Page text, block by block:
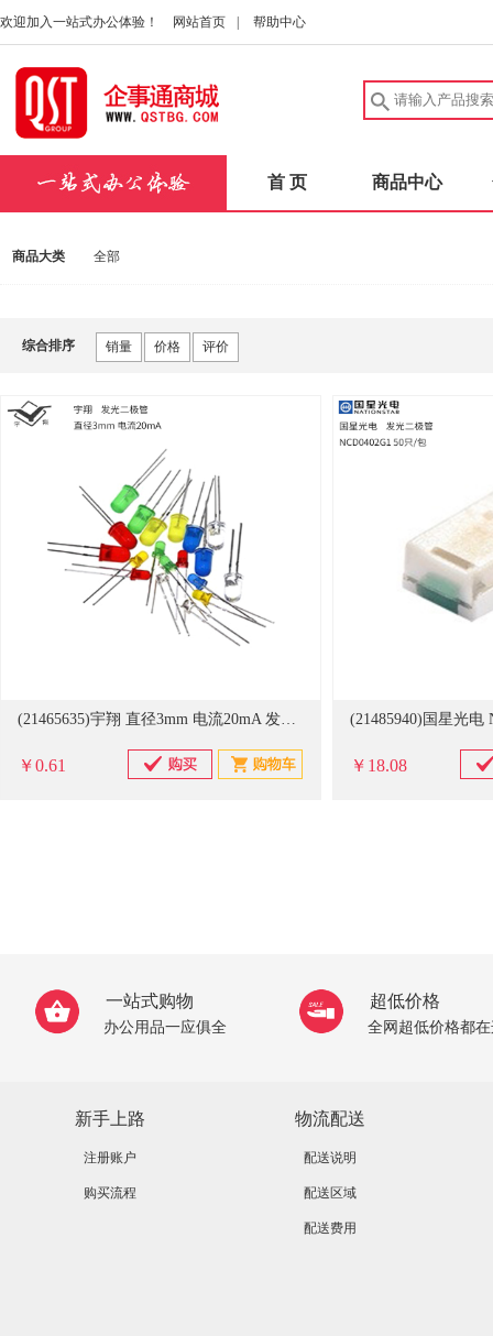
欢迎加入一站式办公体验！ 网站首页 帮助中心
首 页 商品中心
商品大类 全部
综合排序 销量 价格 评价
(21465635)宇翔 直径3mm 电流20mA 发光二极管(单位：只)
￥0.61 ￥18.08
一站式购物
办公用品一应俱全
超低价格
全网超低价格都
新手上路
注册账户
购买流程
物流配送
配送说明
配送区域
配送费用